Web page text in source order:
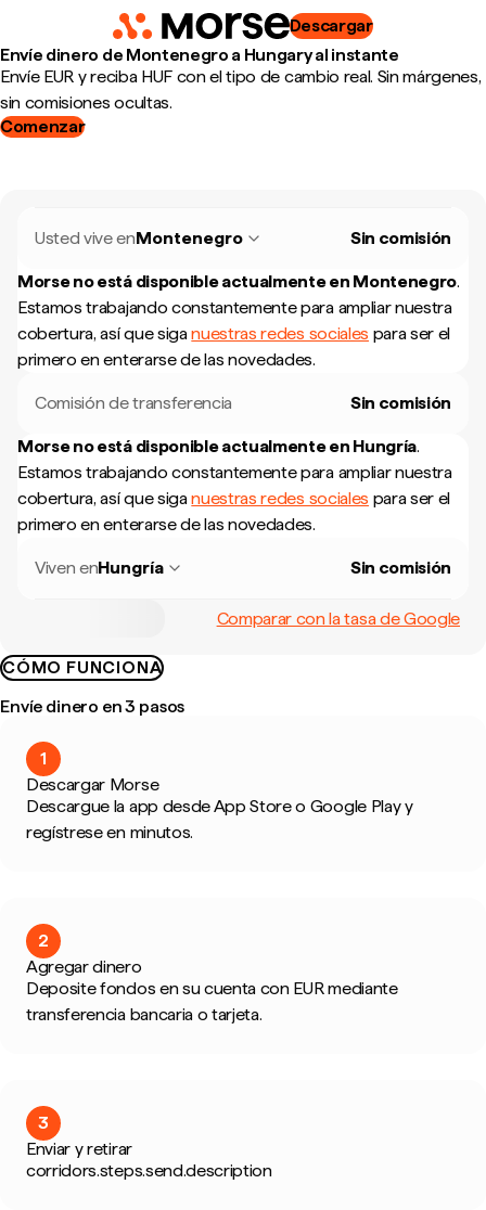
Descargar
Envíe dinero de Montenegro a Hungary al instante
Envíe EUR y reciba HUF con el tipo de cambio real. Sin márgenes,
sin comisiones ocultas.
Comenzar
Usted vive enMontenegro Sin comisión
Morse no está disponible actualmente en Montenegro.
Estamos trabajando constantemente para ampliar nuestra
cobertura, así que siganuestras redes sociales para ser el
primero en enterarse de las novedades.
Comisión de transferencia Sin comisión
Morse no está disponible actualmente en Hungría.
Estamos trabajando constantemente para ampliar nuestra
cobertura, así que siganuestras redes sociales para ser el
primero en enterarse de las novedades.
Viven enHungría Sin comisión
Comparar con la tasa de Google
CÓMO FUNCIONA
Envíe dinero en 3 pasos
1
Descargar Morse
Descargue la app desde App Store o Google Play y
regístrese en minutos.
2
Agregar dinero
Deposite fondos en su cuenta con EUR mediante
transferencia bancaria o tarjeta.
3
Enviar y retirar
corridors.steps.send.description